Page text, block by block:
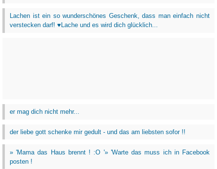
Lachen ist ein so wunderschönes Geschenk, dass man einfach nicht
verstecken darf! ♥Lache und es wird dich glücklich...
er mag dich nicht mehr...
der liebe gott schenke mir gedult - und das am liebsten sofor !!
» 'Mama das Haus brennt ! :O '» 'Warte das muss ich in Facebook
posten !